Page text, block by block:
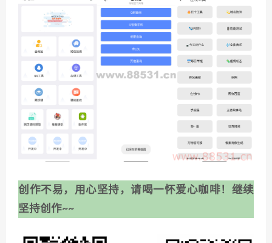
创作不易，用心坚持，请喝一怀爱心咖啡！继续
坚持创作~~